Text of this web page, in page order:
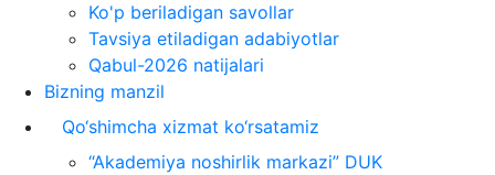
Ko'p beriladigan savollar
Tavsiya etiladigan adabiyotlar
Qabul-2026 natijalari
Bizning manzil
Qo‘shimcha xizmat ko‘rsatamiz
“Akademiya noshirlik markazi” DUK